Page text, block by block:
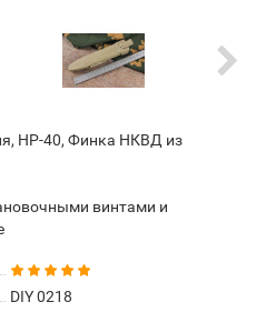
НР-40, Финка НКВД из
винтами и
DIY 0218